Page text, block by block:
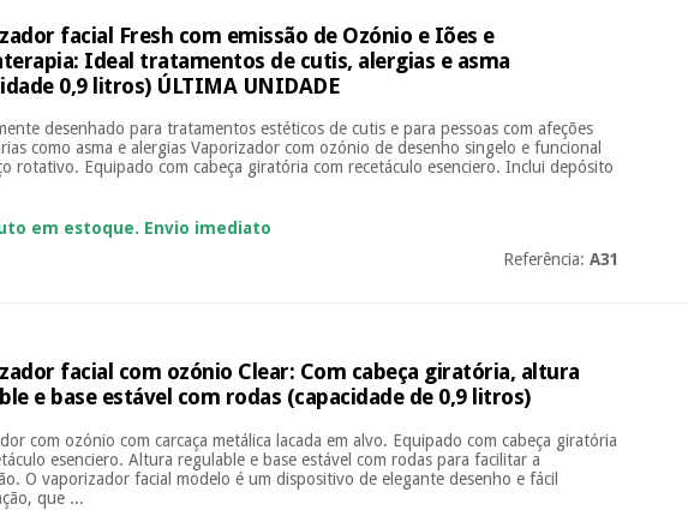
facial Fresh com emissão de Ozónio e Iões e
Ideal tratamentos de cutis, alergias e asma
0,9 litros) ÚLTIMA UNIDADE
desenhado para tratamentos estéticos de cutis e para pessoas com afeções
como asma e alergias Vaporizador com ozónio de desenho singelo e funcional
rotativo. Equipado com cabeça giratória com recetáculo esenciero. Inclui depósito
em estoque. Envio imediato
Referência: A31
facial com ozónio Clear: Com cabeça giratória, altura
e base estável com rodas (capacidade de 0,9 litros)
com ozónio com carcaça metálica lacada em alvo. Equipado com cabeça giratória
esenciero. Altura regulable e base estável com rodas para facilitar a
O vaporizador facial modelo é um dispositivo de elegante desenho e fácil
que ...